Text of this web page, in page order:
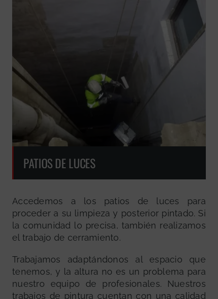
PATIOS DE LUCES
Accedemos a los patios de luces para
proceder a su limpieza y posterior pintado. Si
la comunidad lo precisa, también realizamos
el trabajo de cerramiento.
Trabajamos adaptándonos al espacio que
tenemos, y la altura no es un problema para
nuestro equipo de profesionales. Nuestros
trabajos de pintura cuentan con una calidad